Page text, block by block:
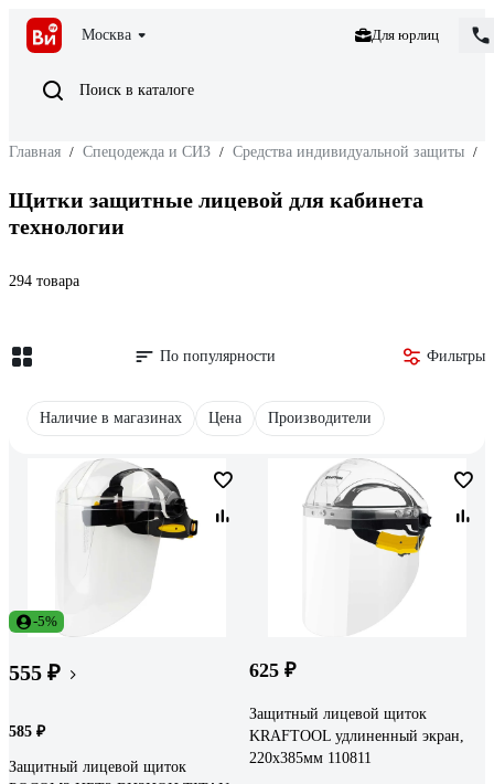
Москва Для юрлиц
Поиск в каталоге
Главная / Спецодежда и СИЗ / Средства индивидуальной защиты /
Щитки защитные лицевой для кабинета
технологии
294 товара
По популярности Фильтры
Наличие в магазинах Цена Производители
-5%
555 ₽
585 ₽
Защитный лицевой щиток
625 ₽
Защитный лицевой щиток
KRAFTOOL удлиненный экран,
220x385мм 110811